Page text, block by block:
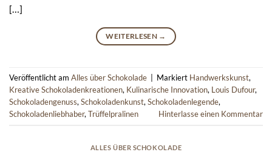
[…]
WEITERLESEN →
Veröffentlicht am Alles über Schokolade Markiert Handwerkskunst,
Kreative Schokoladenkreationen, Kulinarische Innovation, Louis Dufour,
Schokoladengenuss, Schokoladenkunst, Schokoladenlegende,
Schokoladenliebhaber, Trüffelpralinen Hinterlasse einen Kommentar
ALLES ÜBER SCHOKOLADE